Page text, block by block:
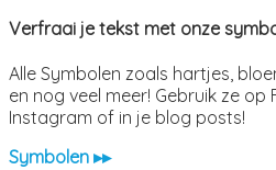
Verfraai je tekst met onze
Alle Symbolen zoals hartjes,
en nog veel meer! Gebruik ze op
Instagram of in je blog posts!
Symbolen ▸▸